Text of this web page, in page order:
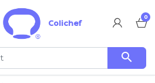
Colichef
0
search